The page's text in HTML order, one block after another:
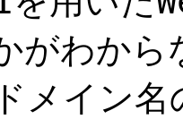
がわから
メイン